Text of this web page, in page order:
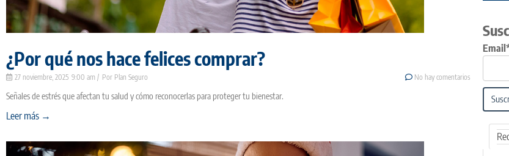
¿Por qué nos hace felices comprar?
Plan Seguro
27 noviembre, 2025 9:00 am No hay comentarios
Señales de estrés que afectan tu salud y cómo reconocerlas para proteger tu bienestar.
Leer más →